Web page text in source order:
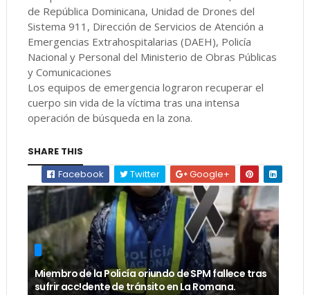
de República Dominicana, Unidad de Drones del
Sistema 911, Dirección de Servicios de Atención a
Emergencias Extrahospitalarias (DAEH), Policía
Nacional y Personal del Ministerio de Obras Públicas
y Comunicaciones
Los equipos de emergencia lograron recuperar el
cuerpo sin vida de la víctima tras una intensa
operación de búsqueda en la zona.
SHARE THIS
Facebook
Twitter Google+
Miembro de la Policía oriundo de SPM fallece tras
sufrir acc!dente de tránsito en La Romana.